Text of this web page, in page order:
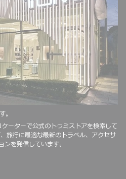
。
ーターで公式のトゥミストアを検索して
旅行に最適な最新のトラベル、アクセサ
を発信しています。